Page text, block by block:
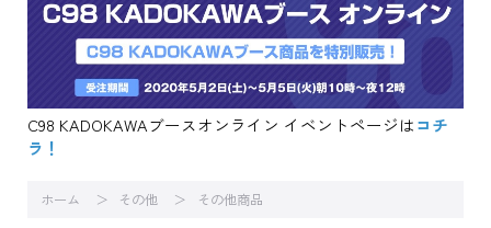
C98 KADOKAWAブースオンライン イベントページはコチ
ラ！
ホーム その他 その他商品